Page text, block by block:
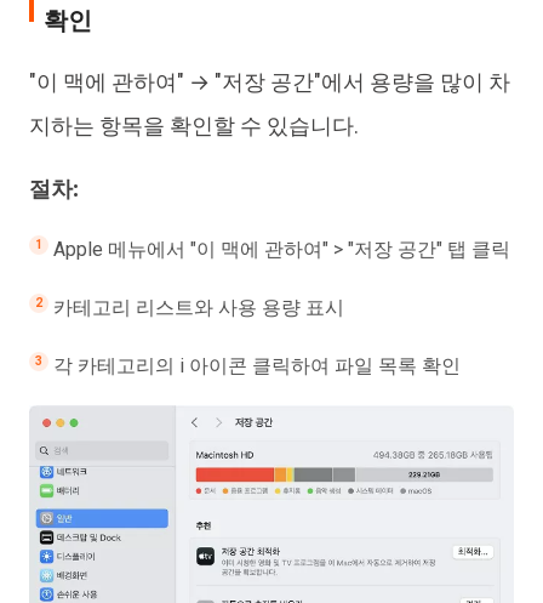
확인
"이 맥에 관하여" → "저장 공간"에서 용량을 많이 차
지하는 항목을 확인할 수 있습니다.
절차:
Apple 메뉴에서 "이 맥에 관하여" > "저장 공간" 탭 클릭
카테고리 리스트와 사용 용량 표시
각 카테고리의 i 아이콘 클릭하여 파일 목록 확인